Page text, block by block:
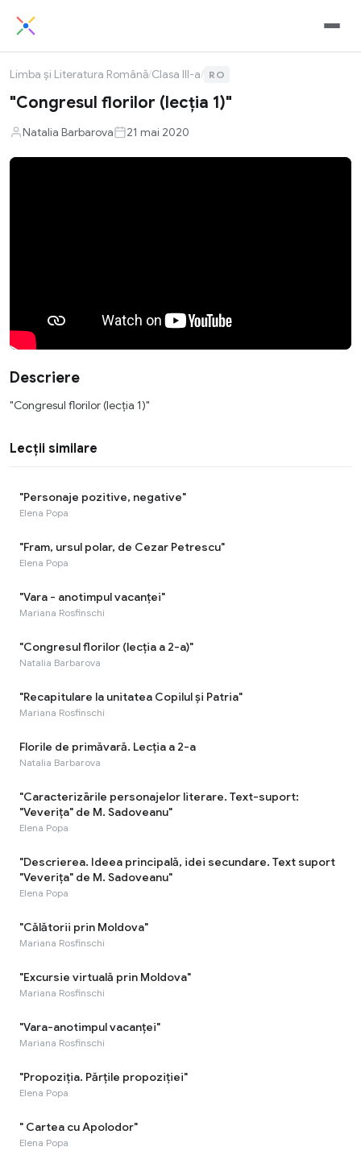
Limba și Literatura Română/Clasa III-a/ RO
"Congresul florilor (lecția 1)"
Natalia Barbarova 21 mai 2020
Descriere
"Congresul florilor (lecția 1)"
Lecții similare
"Personaje pozitive, negative"
Elena Popa
"Fram, ursul polar, de Cezar Petrescu"
Elena Popa
"Vara - anotimpul vacanței"
Mariana Rosfinschi
"Congresul florilor (lecția a 2-a)"
Natalia Barbarova
"Recapitulare la unitatea Copilul și Patria"
Mariana Rosfinschi
Florile de primăvară. Lecția a 2-a
Natalia Barbarova
"Caracterizārile personajelor literare. Text-suport:
"Veverița" de M. Sadoveanu"
Elena Popa
"Descrierea. Ideea principală, idei secundare. Text suport
"Veverița" de M. Sadoveanu"
Elena Popa
"Călătorii prin Moldova"
Mariana Rosfinschi
"Excursie virtuală prin Moldova"
Mariana Rosfinschi
"Vara-anotimpul vacanței"
Mariana Rosfinschi
"Propoziția. Părțile propoziției"
Elena Popa
" Cartea cu Apolodor"
Elena Popa